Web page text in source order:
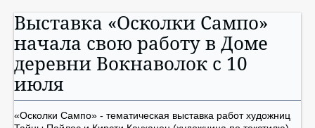
Выставка «Осколки Сампо»
начала свою работу в Доме
деревни Вокнаволок с 10
июля
«Осколки Сампо» - тематическая выставка работ художниц